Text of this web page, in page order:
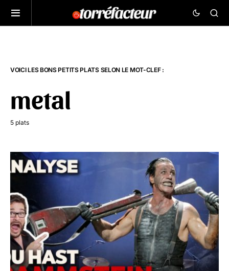
VOICI LES BONS PETITS PLATS SELON LE MOT-CLEF :
metal
5 plats